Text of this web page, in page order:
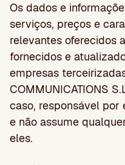
Os dados e
serviços, preços e
relevantes oferecidos
fornecidos e
empresas
COMMUNICATIONS
caso, responsável por
e não assume
eles.